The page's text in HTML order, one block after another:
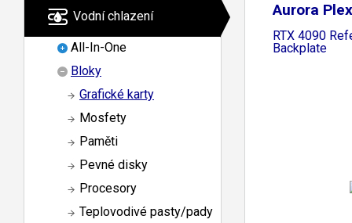
Vodní chlazení
All-In-One
Bloky
Grafické karty
Mosfety
Paměti
Pevné disky
Procesory
Teplovodivé pasty/pady
Aurora
RTX 4090
Backplate